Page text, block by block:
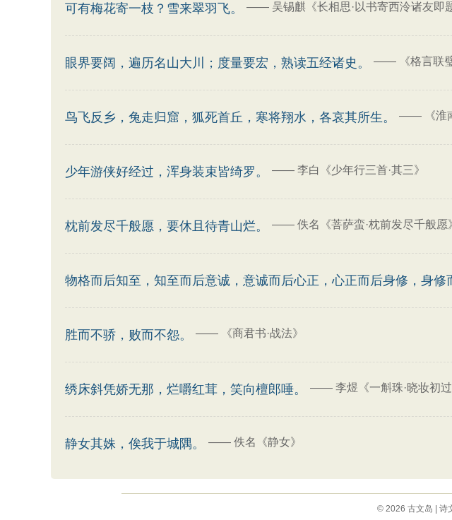
可有梅花寄一枝？雪来翠羽飞。 —— 吴锡麒《长相思·以书寄西泠诸友即
眼界要阔，遍历名山大川；度量要宏，熟读五经诸史。 —— 《格言联
鸟飞反乡，兔走归窟，狐死首丘，寒将翔水，各哀其所生。 —— 《淮
少年游侠好经过，浑身装束皆绮罗。 —— 李白《少年行三首·其三》
枕前发尽千般愿，要休且待青山烂。 —— 佚名《菩萨蛮·枕前发尽千般愿
物格而后知至，知至而后意诚，意诚而后心正，心正而后身修，身修
胜而不骄，败而不怨。 —— 《商君书·战法》
绣床斜凭娇无那，烂嚼红茸，笑向檀郎唾。 —— 李煜《一斛珠·晓妆初过
静女其姝，俟我于城隅。 —— 佚名《静女》
© 2026 古文岛 诗